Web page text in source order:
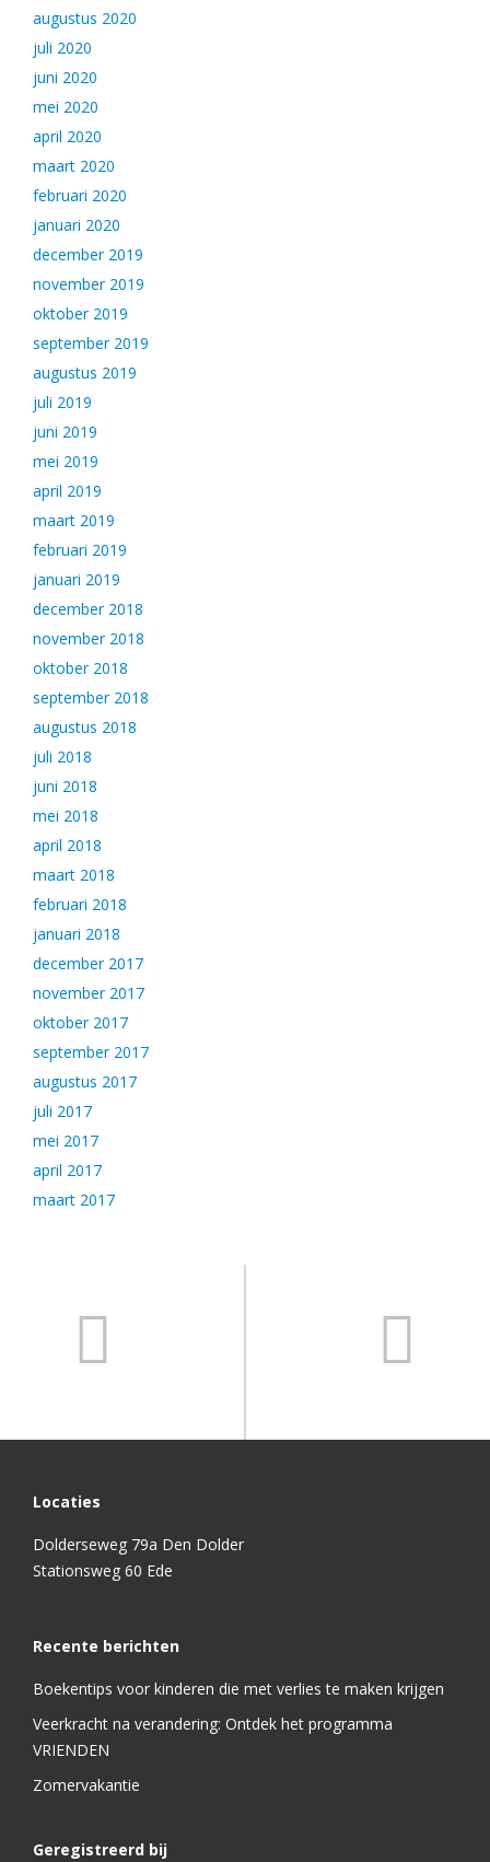
augustus 2020
juli 2020
juni 2020
mei 2020
april 2020
maart 2020
februari 2020
januari 2020
december 2019
november 2019
oktober 2019
september 2019
augustus 2019
juli 2019
juni 2019
mei 2019
april 2019
maart 2019
februari 2019
januari 2019
december 2018
november 2018
oktober 2018
september 2018
augustus 2018
juli 2018
juni 2018
mei 2018
april 2018
maart 2018
februari 2018
januari 2018
december 2017
november 2017
oktober 2017
september 2017
augustus 2017
juli 2017
mei 2017
april 2017
maart 2017
Locaties
Dolderseweg 79a Den Dolder
Stationsweg 60 Ede
Recente berichten
Boekentips voor kinderen die met verlies te maken krijgen
Veerkracht na verandering: Ontdek het programma
VRIENDEN
Zomervakantie
Geregistreerd bij